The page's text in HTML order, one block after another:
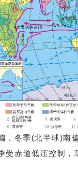
，冬季(北半球)南偏
受赤道低压控制